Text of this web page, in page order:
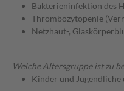
Bakterieninfektion des
Thrombozytopenie
Netzhaut-,
Welche Altersgruppe ist zu
Kinder und